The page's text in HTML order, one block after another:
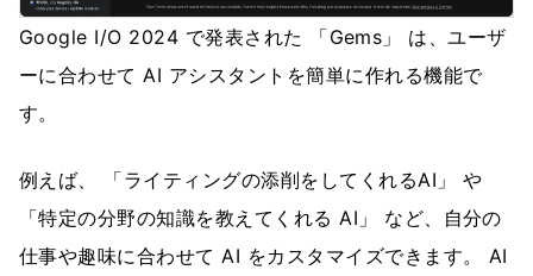
Google I/O 2024 で発表された 「Gems」 は、ユーザ
ーに合わせて AI アシスタントを簡単に作れる機能で
す。
例えば、 「ライティングの添削をしてくれるAI」 や
「特定の分野の知識を教えてくれる AI」 など、自分の
仕事や趣味に合わせて AI をカスタマイズできます。 AI